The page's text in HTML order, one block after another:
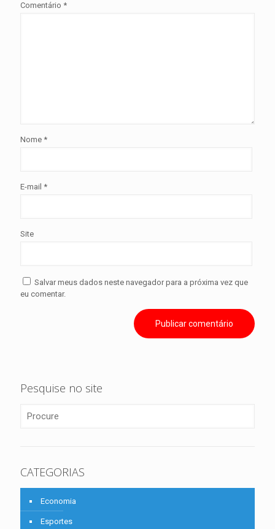
Comentário *
Nome *
E-mail *
Site
Salvar meus dados neste navegador para a próxima vez que
eu comentar.
Pesquise no site
CATEGORIAS
Economia
Esportes